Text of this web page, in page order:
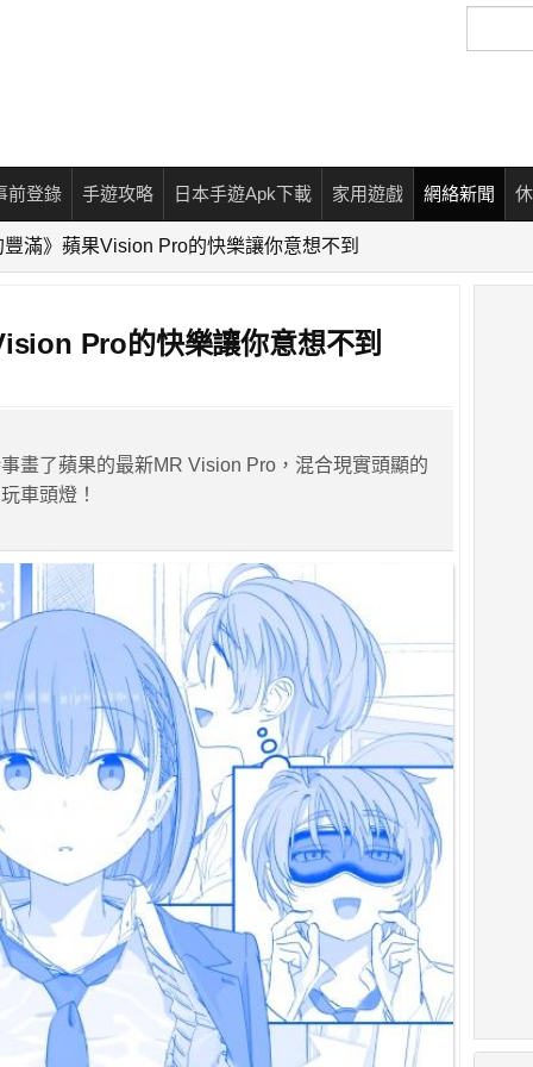
尋
前登錄 手遊攻略 日本手遊Apk下載 家用遊戲 網絡新聞
滿》蘋果Vision Pro的快樂讓你意想不到
Pro的快樂讓你意想不到
畫了蘋果的最新MR Vision Pro，混合現實頭顯的
車頭燈！